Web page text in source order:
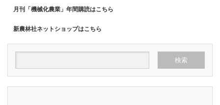
月刊「機械化農業」年間購読はこちら
新農林社ネットショップはこちら